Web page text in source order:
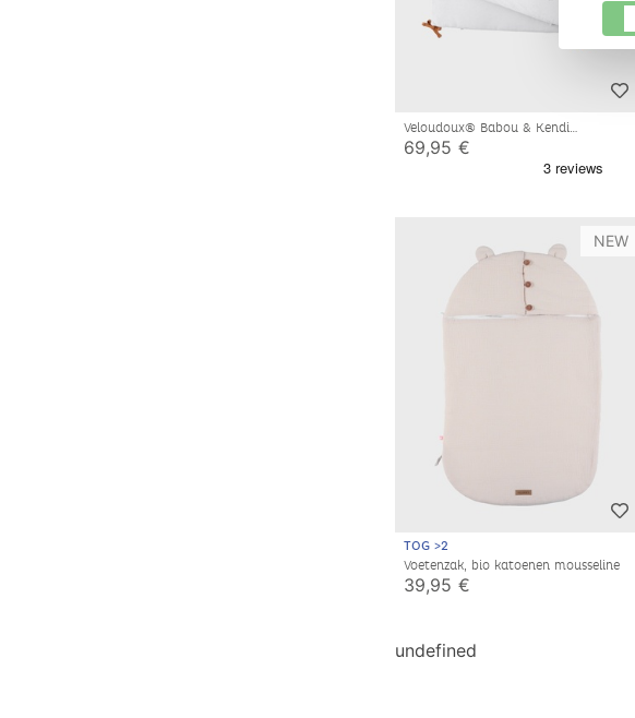
Veloudoux® Babou & Kendi
bedomrander, ecru/lichtgrijs
69,95 €
NEW
TOG >2
Voetenzak, bio katoenen mousseline
39,95 €
undefined